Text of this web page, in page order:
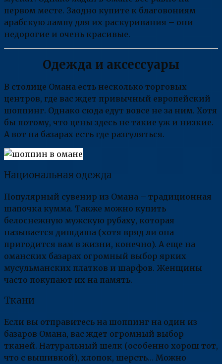
первом месте. Заодно купите к благовониям
арабскую лампу для их раскуривания – они
недорогие и очень красивые.
Одежда и аксессуары
В столице Омана есть несколько торговых
центров, где вас ждет привычный европейский
шоппинг. Однако сюда едут вовсе не за ним. Хотя
бы потому, что цены здесь не такие уж и низкие.
А вот на базарах есть где разгуляться.
Национальная одежда
Популярный сувенир из Омана – традиционная
шапочка кумма. Также можно купить
белоснежную мужскую рубаху, которая
называется дишдаша (хотя вряд ли она
пригодится вам в жизни, конечно). А еще на
оманских базарах огромный выбор ярких
мусульманских платков и шарфов. Женщины
часто покупают их на память.
Ткани
Если вы отправитесь на шоппинг на один из
базаров Омана, вас ждет огромный выбор
тканей. Натуральный шелк (особенно хорош тот,
что с вышивкой), хлопок, шерсть… Можно